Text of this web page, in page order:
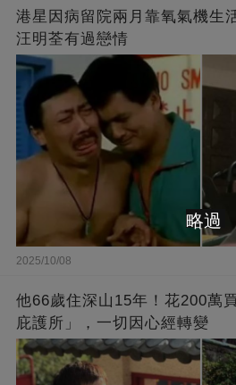
港星因病留院兩月靠氧氣機生
汪明荃有過戀情
2025/10/08
他66歲住深山15年！花200萬
庇護所」，一切因心經轉變
略過